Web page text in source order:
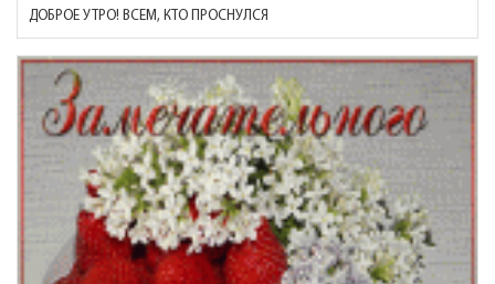
ДОБРОЕ УТРО! ВСЕМ, КТО ПРОСНУЛСЯ